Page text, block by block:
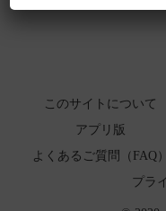
このサイトについて
アプリ版
よくあるご質問（FAQ）
プラ